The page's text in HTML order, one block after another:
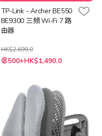
TP-Link - Archer BE550
BE9300 三頻 Wi-Fi 7 路
由器
HK$2,699.0
特
殊 500+HK$1,490.0